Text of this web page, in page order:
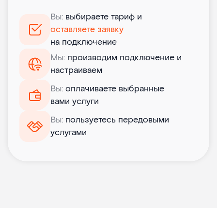
Вы: выбираете тариф и
оставляете заявку
на подключение
Мы: производим подключение и
настраиваем
Вы: оплачиваете выбранные
вами услуги
Вы: пользуетесь передовыми
услугами